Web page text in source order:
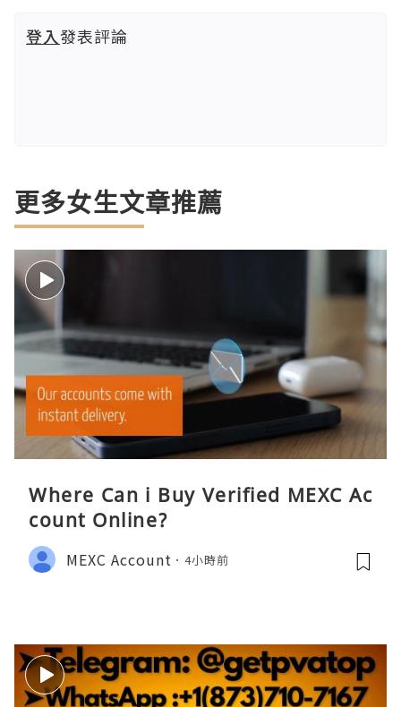
登入發表評論
更多女生文章推薦
Where Can i Buy Verified MEXC Ac
count Online?
MEXC Account 4小時前